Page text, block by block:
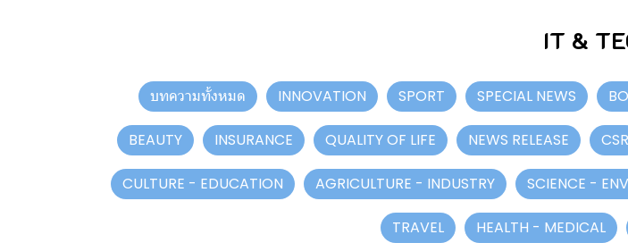
IT &
บทความทั้งหมด INNOVATION SPORT SPECIAL NEWS
BEAUTY INSURANCE QUALITY OF LIFE NEWS RELEASE CSR
CULTURE - EDUCATION AGRICULTURE - INDUSTRY SCIENCE -
TRAVEL HEALTH - MEDICAL